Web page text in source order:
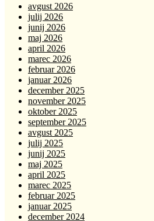
avgust 2026
julij 2026
junij 2026
maj 2026
april 2026
marec 2026
februar 2026
januar 2026
december 2025
november 2025
oktober 2025
september 2025
avgust 2025
julij 2025
junij 2025
maj 2025
april 2025
marec 2025
februar 2025
januar 2025
december 2024